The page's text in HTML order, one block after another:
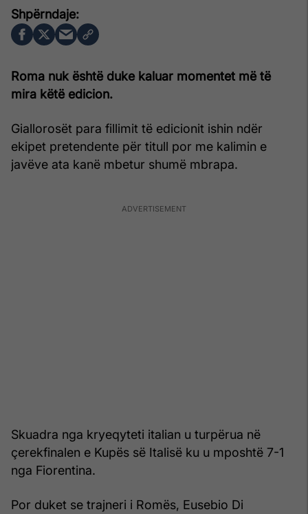
Roma nuk është duke kaluar momentet më të
mira këtë edicion.
Giallorosët para fillimit të edicionit ishin ndër
ekipet pretendente për titull por me kalimin e
javëve ata kanë mbetur shumë mbrapa.
Skuadra nga kryeqyteti italian u turpërua në
çerekfinalen e Kupës së Italisë ku u mposhtë 7-1
nga Fiorentina.
Por duket se trajneri i Romës, Eusebio Di